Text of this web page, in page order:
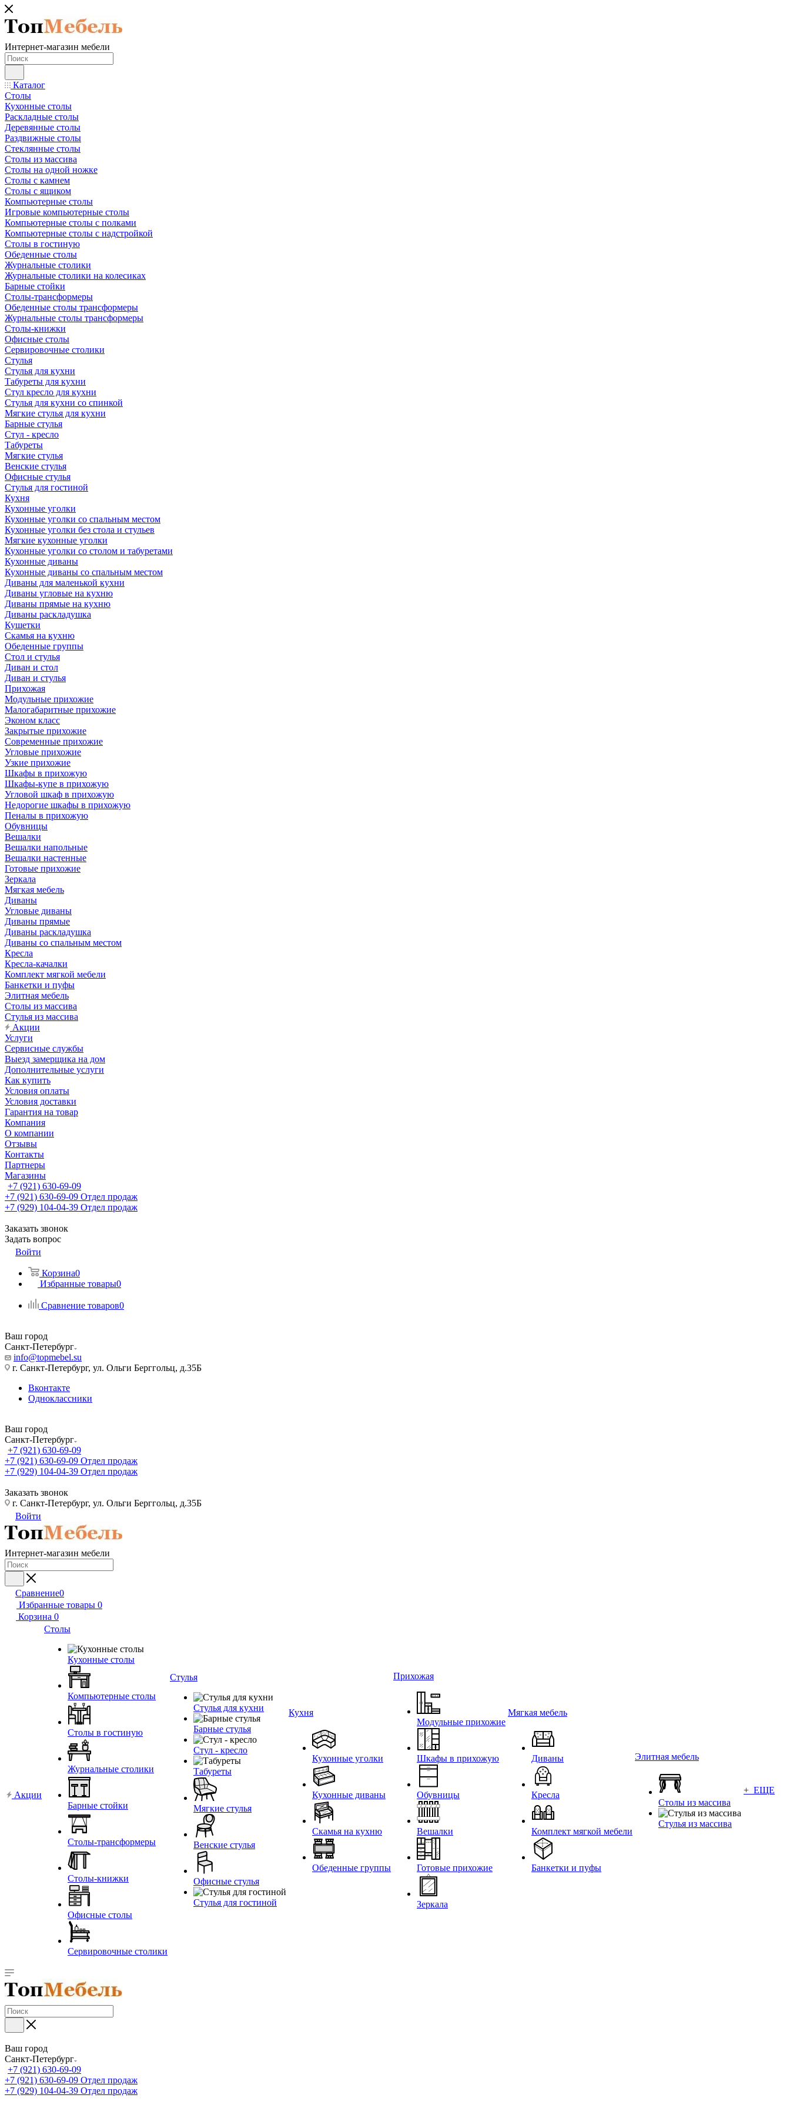
Интернет-магазин мебели
Каталог
Столы
Кухонные столы
Раскладные столы
Деревянные столы
Раздвижные столы
Стеклянные столы
Столы из массива
Столы на одной ножке
Столы с камнем
Столы с ящиком
Компьютерные столы
Игровые компьютерные столы
Компьютерные столы с полками
Компьютерные столы с надстройкой
Столы в гостиную
Обеденные столы
Журнальные столики
Журнальные столики на колесиках
Барные стойки
Столы-трансформеры
Обеденные столы трансформеры
Журнальные столы трансформеры
Столы-книжки
Офисные столы
Сервировочные столики
Стулья
Стулья для кухни
Табуреты для кухни
Стул кресло для кухни
Стулья для кухни со спинкой
Мягкие стулья для кухни
Барные стулья
Стул - кресло
Табуреты
Мягкие стулья
Венские стулья
Офисные стулья
Стулья для гостиной
Кухня
Кухонные уголки
Кухонные уголки со спальным местом
Кухонные уголки без стола и стульев
Мягкие кухонные уголки
Кухонные уголки со столом и табуретами
Кухонные диваны
Кухонные диваны со спальным местом
Диваны для маленькой кухни
Диваны угловые на кухню
Диваны прямые на кухню
Диваны раскладушка
Кушетки
Скамья на кухню
Обеденные группы
Стол и стулья
Диван и стол
Диван и стулья
Прихожая
Модульные прихожие
Малогабаритные прихожие
Эконом класс
Закрытые прихожие
Современные прихожие
Угловые прихожие
Узкие прихожие
Шкафы в прихожую
Шкафы-купе в прихожую
Угловой шкаф в прихожую
Недорогие шкафы в прихожую
Пеналы в прихожую
Обувницы
Вешалки
Вешалки напольные
Вешалки настенные
Готовые прихожие
Зеркала
Мягкая мебель
Диваны
Угловые диваны
Диваны прямые
Диваны раскладушка
Диваны со спальным местом
Кресла
Кресла-качалки
Комплект мягкой мебели
Банкетки и пуфы
Элитная мебель
Столы из массива
Стулья из массива
Акции
Услуги
Сервисные службы
Выезд замерщика на дом
Дополнительные услуги
Как купить
Условия оплаты
Условия доставки
Гарантия на товар
Компания
О компании
Отзывы
Контакты
Партнеры
Магазины
+7 (921) 630-69-09
+7 (921) 630-69-09 Отдел продаж
+7 (929) 104-04-39 Отдел продаж
Заказать звонок
Задать вопрос
Войти
Корзина0
Избранные товары0
Сравнение товаров0
Ваш город
Санкт-Петербург
info@topmebel.su
г. Санкт-Петербург, ул. Ольги Берггольц, д.35Б
Вконтакте
Одноклассники
Ваш город
Санкт-Петербург
+7 (921) 630-69-09
+7 (921) 630-69-09 Отдел продаж
+7 (929) 104-04-39 Отдел продаж
Заказать звонок
г. Санкт-Петербург, ул. Ольги Берггольц, д.35Б
Войти
Интернет-магазин мебели
Сравнение0
Избранные товары 0
Корзина 0
Акции
Столы
Кухонные столы
Компьютерные столы
Столы в гостиную
Журнальные столики
Барные стойки
Столы-трансформеры
Столы-книжки
Офисные столы
Сервировочные столики
Стулья
Стулья для кухни
Барные стулья
Стул - кресло
Табуреты
Мягкие стулья
Венские стулья
Офисные стулья
Стулья для гостиной
Кухня
Кухонные уголки
Кухонные диваны
Скамья на кухню
Обеденные группы
Прихожая
Модульные прихожие
Шкафы в прихожую
Обувницы
Вешалки
Готовые прихожие
Зеркала
Мягкая мебель
Диваны
Кресла
Комплект мягкой мебели
Банкетки и пуфы
Элитная мебель
Столы из массива
Стулья из массива
+ ЕЩЕ
Ваш город
Санкт-Петербург
+7 (921) 630-69-09
+7 (921) 630-69-09 Отдел продаж
+7 (929) 104-04-39 Отдел продаж